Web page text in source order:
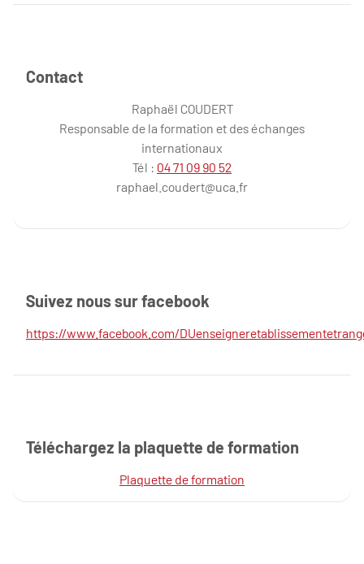
Contact
Raphaël COUDERT
Responsable de la formation et des échanges
internationaux
Tél : 04 71 09 90 52
raphael.coudert@uca.fr
Suivez nous sur facebook
https://www.facebook.com/
Téléchargez la plaquette de formation
Plaquette de formation